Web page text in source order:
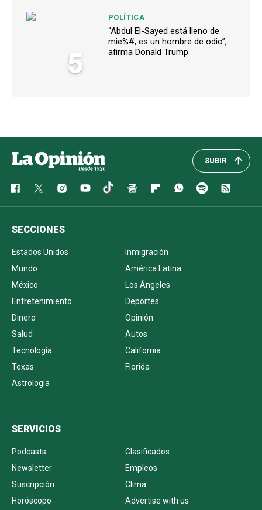
5
POLÍTICA
“Abdul El-Sayed está lleno de
mie%#, es un hombre de odio”,
afirma Donald Trump
SUBIR
SECCIONES
Estados Unidos
Inmigración
Mundo
América Latina
México
Los Ángeles
Entretenimiento
Deportes
Dinero
Opinión
Salud
Autos
Tecnología
California
Texas
Florida
Astrología
SERVICIOS
Podcasts
Clasificados
Newsletter
Empleos
Suscripción
Clima
Horóscopo
Advertise with us